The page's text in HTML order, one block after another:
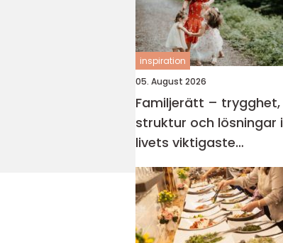
inspiration
05. August 2026
Familjerätt – trygghet,
struktur och lösningar i
livets viktigaste
relationer